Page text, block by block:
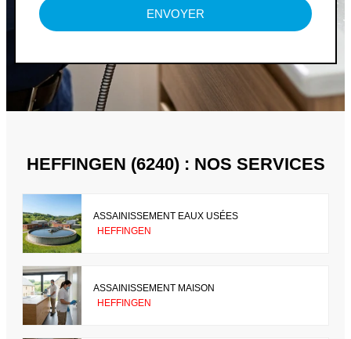
ENVOYER
HEFFINGEN (6240) : NOS SERVICES
ASSAINISSEMENT EAUX USÉES
HEFFINGEN
ASSAINISSEMENT MAISON
HEFFINGEN